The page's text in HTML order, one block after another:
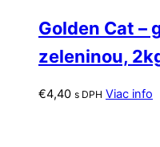
Golden Cat –
zeleninou,
€4,40 s DPH Viac info